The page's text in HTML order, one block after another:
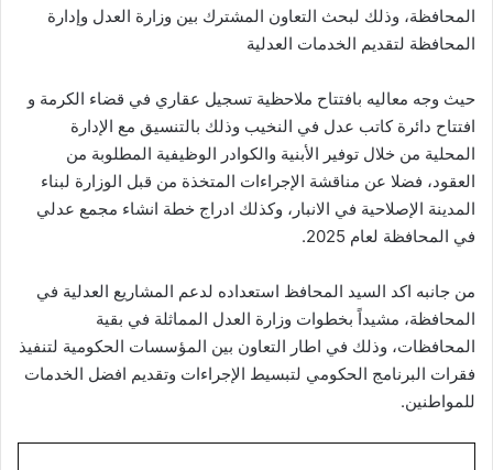
المحافظة، وذلك لبحث التعاون المشترك بين وزارة العدل وإدارة
المحافظة لتقديم الخدمات العدلية
حيث وجه معاليه بافتتاح ملاحظية تسجيل عقاري في قضاء الكرمة و
افتتاح دائرة كاتب عدل في النخيب وذلك بالتنسيق مع الإدارة
المحلية من خلال توفير الأبنية والكوادر الوظيفية المطلوبة من
العقود، فضلا عن مناقشة الإجراءات المتخذة من قبل الوزارة لبناء
المدينة الإصلاحية في الانبار، وكذلك ادراج خطة انشاء مجمع عدلي
في المحافظة لعام 2025.
من جانبه اكد السيد المحافظ استعداده لدعم المشاريع العدلية في
المحافظة، مشيداً بخطوات وزارة العدل المماثلة في بقية
المحافظات، وذلك في اطار التعاون بين المؤسسات الحكومية لتنفيذ
فقرات البرنامج الحكومي لتبسيط الإجراءات وتقديم افضل الخدمات
للمواطنين.